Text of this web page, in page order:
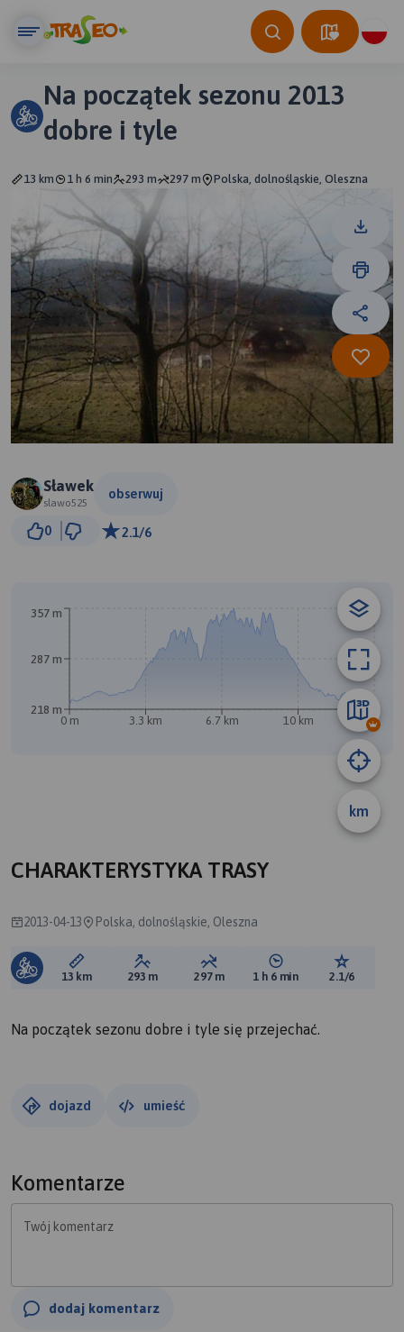
Na początek sezonu 2013
dobre i tyle
13 km 1 h 6 min 293 m 297 m Polska, dolnośląskie, Oleszna
Sławek
slawo525
obserwuj
0 2.1/6
km
0 m 3.3 km 6.7 km 10 km 13 km
218 m
287 m
357 m
CHARAKTERYSTYKA TRASY
2013-04-13 Polska, dolnośląskie, Oleszna
Długość trasy:
13 km Suma przewyższeń:
293 m Suma spadków:
297 m Średni czas potrzebny
1 h 6 min Ocena
2.1/6
Na początek sezonu dobre i tyle się przejechać.
dojazd umieść
Komentarze
Twój komentarz
dodaj komentarz